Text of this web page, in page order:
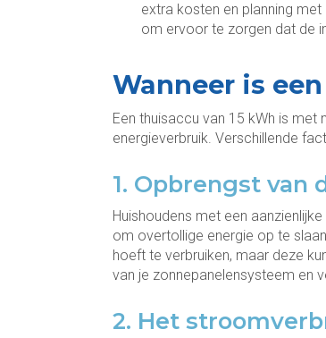
extra kosten en planning
om ervoor te zorgen dat de
Wanneer is
Een thuisaccu van 15 kWh is
energieverbruik. Verschillende
1. Opbrengst van
Huishoudens met een
om overtollige energie op te
hoeft te verbruiken, maar deze
van je zonnepanelensysteem en
2. Het